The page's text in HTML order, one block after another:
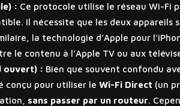
: Ce protocole utilise le réseau Wi-Fi
Il nécessite que les deux appareils
la technologie d’Apple pour
le contenu à l’Apple TV ou aux
ouvert) : Bien que souvent confondu
conçu pour utiliser leWi-Fi Direct (un
sans passer par un routeur.